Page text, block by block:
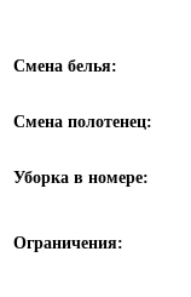
Смена белья:
Смена полотенец:
Уборка в номере:
Ограничения: